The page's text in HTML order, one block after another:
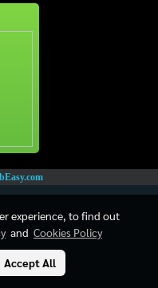
experience, to find out
and Cookies Policy
Accept All